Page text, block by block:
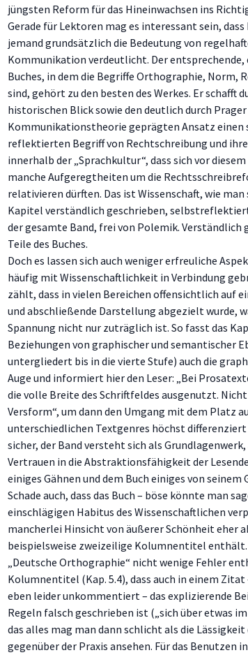
jüngsten Reform für das Hineinwachsen ins
Gerade für Lektoren mag es interessant sein,
jemand grundsätzlich die Bedeutung von
Kommunikation verdeutlicht. Der entsprechende,
Buches, in dem die Begriffe Orthographie, Norm,
sind, gehört zu den besten des Werkes. Er schafft
historischen Blick sowie den deutlich durch
Kommunikationstheorie geprägten Ansatz einen
reflektierten Begriff von Rechtschreibung und
innerhalb der „Sprachkultur“, dass sich vor
manche Aufgeregtheiten um die
relativieren dürften. Das ist Wissenschaft, wie
Kapitel verständlich geschrieben,
der gesamte Band, frei von Polemik. Verständlich
Teile des Buches.
Doch es lassen sich auch weniger erfreuliche
häufig mit Wissenschaftlichkeit in Verbindung
zählt, dass in vielen Bereichen offensichtlich auf
und abschließende Darstellung abgezielt wurde,
Spannung nicht nur zuträglich ist. So fasst das
Beziehungen von graphischer und semantischer
untergliedert bis in die vierte Stufe) auch die
Auge und informiert hier den Leser: „Bei
die volle Breite des Schriftfeldes ausgenutzt.
Versform“, um dann den Umgang mit dem Platz
unterschiedlichen Textgenres höchst differenziert
sicher, der Band versteht sich als
Vertrauen in die Abstraktionsfähigkeit der
einiges Gähnen und dem Buch einiges von seinem
Schade auch, dass das Buch – böse könnte man
einschlägigen Habitus des Wissenschaftlichen
mancherlei Hinsicht von äußerer Schönheit eher
beispielsweise zweizeilige Kolumnentitel enthält.
„Deutsche Orthographie“ nicht wenige Fehler
Kolumnentitel (Kap. 5.4), dass auch in einem Zitat
eben leider unkommentiert – das explizierende
Regeln falsch geschrieben ist („sich über etwas im
das alles mag man dann schlicht als die Lässigkeit
gegenüber der Praxis ansehen. Für das Benutzen